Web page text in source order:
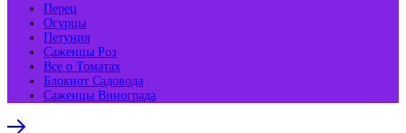
Перец
Огурцы
Петуния
Саженцы Роз
Все о Томатах
Блокнот Садовода
Саженцы Винограда